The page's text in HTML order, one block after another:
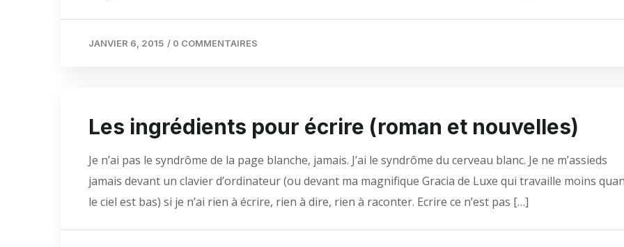
JANVIER 6, 2015 / 0 COMMENTAIRES
Les ingrédients pour écrire (roman et nouvelles)
Je n’ai pas le syndrôme de la page blanche, jamais. J’ai le syndrôme du cerveau blanc. Je ne m’assieds
jamais devant un clavier d’ordinateur (ou devant ma magnifique Gracia de Luxe qui travaille moins
le ciel est bas) si je n’ai rien à écrire, rien à dire, rien à raconter. Ecrire ce n’est pas […]